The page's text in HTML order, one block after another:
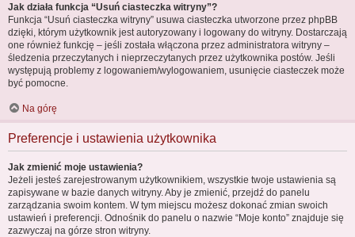
Jak działa funkcja “Usuń ciasteczka witryny”?
Funkcja “Usuń ciasteczka witryny” usuwa ciasteczka utworzone przez phpBB
dzięki, którym użytkownik jest autoryzowany i logowany do witryny. Dostarczają
one również funkcję – jeśli została włączona przez administratora witryny –
śledzenia przeczytanych i nieprzeczytanych przez użytkownika postów. Jeśli
występują problemy z logowaniem/wylogowaniem, usunięcie ciasteczek może
być pomocne.
Na górę
Preferencje i ustawienia użytkownika
Jak zmienić moje ustawienia?
Jeżeli jesteś zarejestrowanym użytkownikiem, wszystkie twoje ustawienia są
zapisywane w bazie danych witryny. Aby je zmienić, przejdź do panelu
zarządzania swoim kontem. W tym miejscu możesz dokonać zmian swoich
ustawień i preferencji. Odnośnik do panelu o nazwie “Moje konto” znajduje się
zazwyczaj na górze stron witryny.